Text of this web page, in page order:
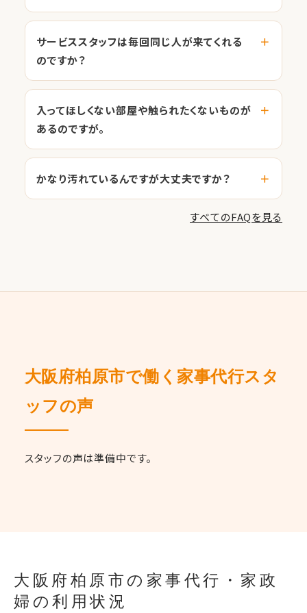
サービススタッフは毎回同じ人が来てくれる
のですか？
入ってほしくない部屋や触られたくないものが
あるのですが。
かなり汚れているんですが大丈夫ですか？
すべてのFAQを見る
大阪府柏原市で働く家事代行スタ
ッフの声
スタッフの声は準備中です。
大阪府柏原市の家事代行・家政
婦の利用状況